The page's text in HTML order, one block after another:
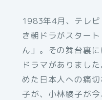
1983年4月、テレ
き朝ドラがスター
ん」。その舞台裏
ドラマがありまし
めた日本人への痛
子が、小林綾子が